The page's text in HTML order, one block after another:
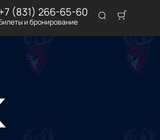
(831) 266-65-60
и бронирование